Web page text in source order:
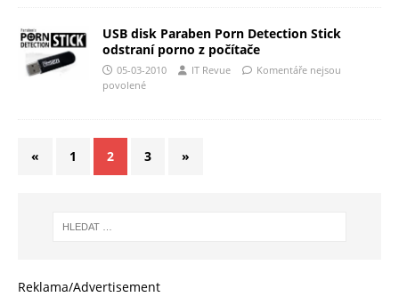
USB disk Paraben Porn Detection Stick
odstraní porno z počítače
05-03-2010 IT Revue
Komentáře nejsou
povolené
« 1 2 3 »
Reklama/Advertisement